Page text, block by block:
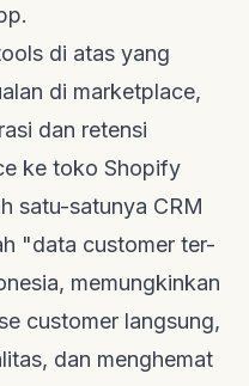
.
di atas yang
di marketplace,
dan retensi
ke toko Shopify
satu-satunya CRM
"data customer ter-
memungkinkan
customer langsung,
dan menghemat